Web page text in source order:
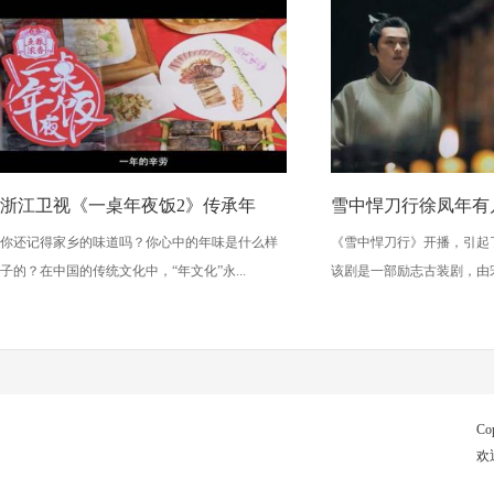
浙江卫视《一桌年夜饭2》传承年
你还记得家乡的味道吗？你心中的年味是什么样
子的？在中国的传统文化中，“年文化”永...
雪中悍刀行徐凤年
《雪中悍刀行》开播，引
该剧是一部励志古装剧，由
欢